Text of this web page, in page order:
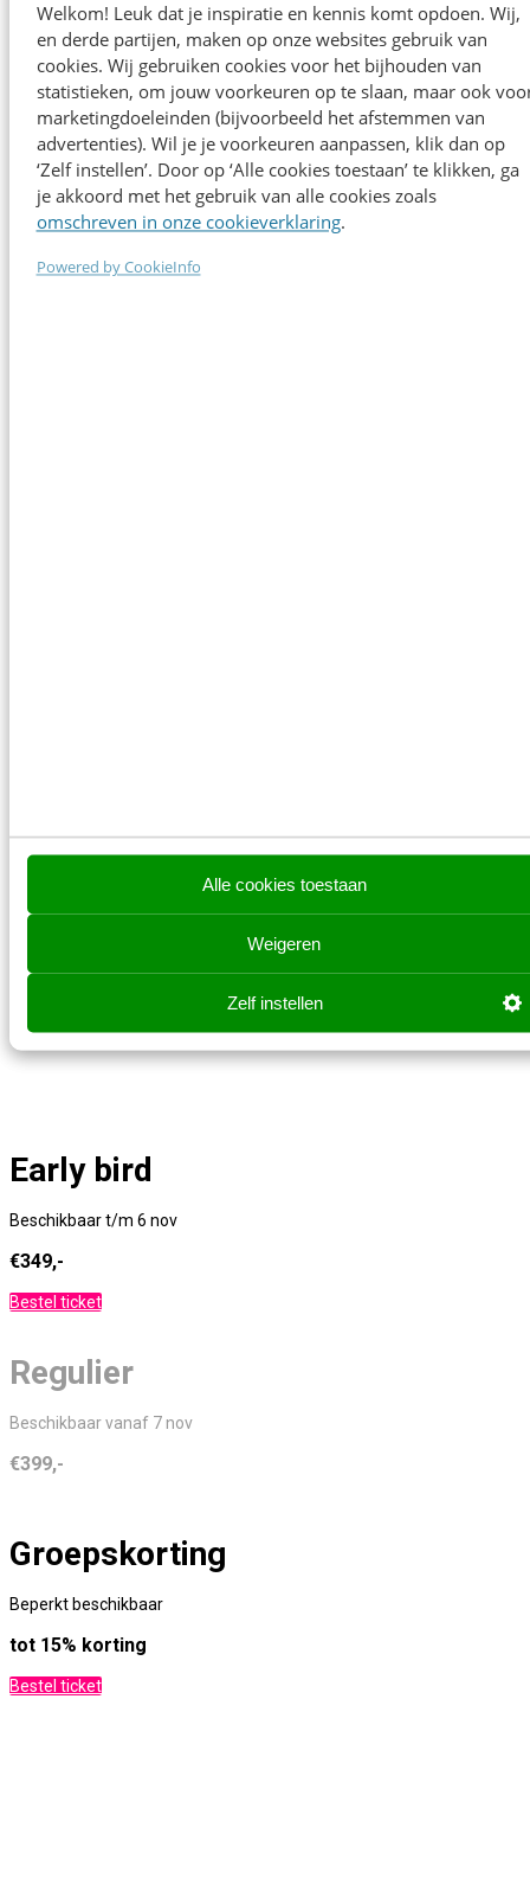
Welkom! Leuk dat je inspiratie en kennis komt opdoen. Wij,
en derde partijen, maken op onze websites gebruik van
cookies. Wij gebruiken cookies voor het bijhouden van
statistieken, om jouw voorkeuren op te slaan, maar ook
marketingdoeleinden (bijvoorbeeld het afstemmen van
advertenties). Wil je je voorkeuren aanpassen, klik dan op
‘Zelf instellen’. Door op ‘Alle cookies toestaan’ te klikken, ga
je akkoord met het gebruik van alle cookies zoals
omschreven in onze cookieverklaring.
Powered by CookieInfo
Alle cookies toestaan
Weigeren
Zelf instellen
Alle sprekers
Floor Everts
Samsung
Hoe Samsung hun Koreaanse heritage tot
leven bracht voor zijn members: van
strategie tot uitvoering
Super early bird
Early bird
Beschikbaar t/m 6 nov
€349,-
Bestel ticket
Regulier
Beschikbaar vanaf 7 nov
€399,-
Groepskorting
Beperkt beschikbaar
tot 15% korting
Bestel ticket